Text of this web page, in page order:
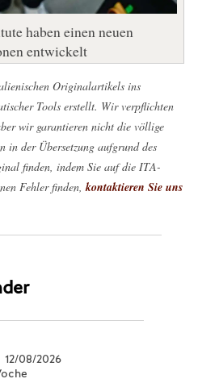
haben einen neuen
entwickelt
Originalartikels ins
Tools erstellt. Wir verpflichten
wir garantieren nicht die völlige
in der Übersetzung aufgrund des
finden, indem Sie auf die ITA-
Fehler finden, kontaktieren Sie uns
08/2026